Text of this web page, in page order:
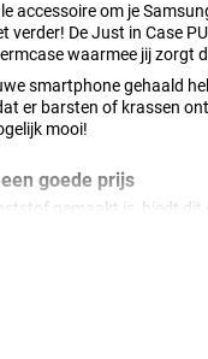
accessoire om je
verder! De Just in Case
waarmee jij zorgt
smartphone gehaald
er barsten of krassen
mooi!
goede prijs
gemaakt is, biedt
vaak niet zo duur
beschermd, want hij is